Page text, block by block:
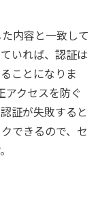
内容と一致して
いれば、認証は
ことになりま
アクセスを防ぐ
証が失敗すると
できるので、セ